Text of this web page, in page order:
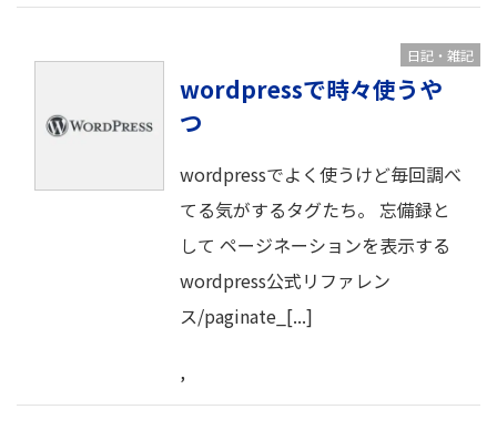
wordpressで時々使うや
つ
wordpressでよく使うけど毎回調べ
てる気がするタグたち。 忘備録と
して ページネーションを表示する
wordpress公式リファレン
ス/paginate_[...]
wordpress
,
日記・雑記